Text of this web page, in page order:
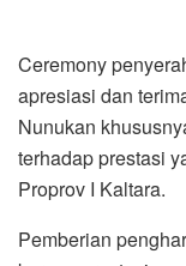
Ceremony
apresiasi dan
Nunukan
terhadap prestasi
Proprov I Kaltara.
Pemberian